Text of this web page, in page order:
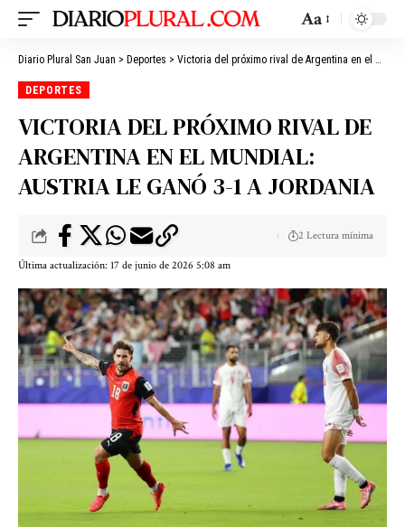
Aa
Diario Plural San Juan > Deportes > Victoria del próximo rival de Argentina en el Mundial: Austria le ganó 3-1 a Jordania
DEPORTES
VICTORIA DEL PRÓXIMO RIVAL DE
ARGENTINA EN EL MUNDIAL:
AUSTRIA LE GANÓ 3-1 A JORDANIA
Última actualización: 17 de junio de 2026 5:08 am
2 Lectura mínima